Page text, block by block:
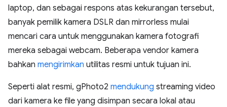
laptop, dan sebagai respons atas kekurangan tersebut,
banyak pemilik kamera DSLR dan mirrorless mulai
mencari cara untuk menggunakan kamera fotografi
mereka sebagai webcam. Beberapa vendor kamera
bahkan mengirimkan utilitas resmi untuk tujuan ini.
Seperti alat resmi, gPhoto2 mendukung streaming video
dari kamera ke file yang disimpan secara lokal atau